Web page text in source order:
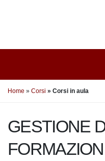
Home Corsi Corsi in aula
GESTIONE